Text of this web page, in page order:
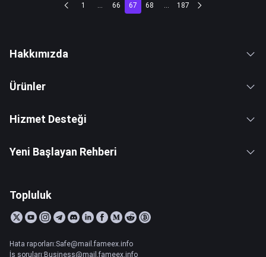
1 ... 66 67 68 ... 187
Hakkımızda
Ürünler
Hizmet Desteği
Yeni Başlayan Rehberi
Topluluk
Hata raporları:Safe@mail.fameex.info
İş soruları:Business@mail.fameex.info